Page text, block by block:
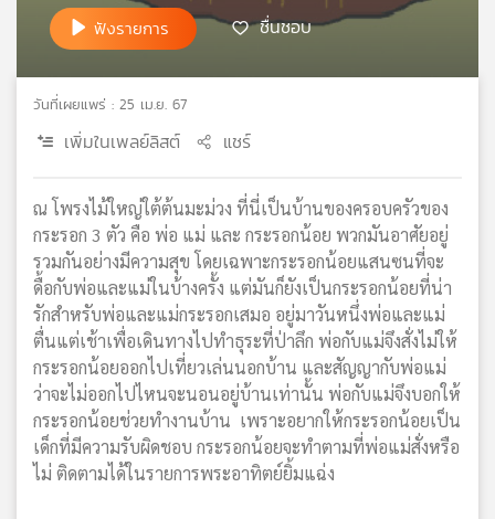
ไทย
เอส
แผนที่
วิทยุ
เครือ
ข่าย
ฟังรายการ ชื่นชอบ
วันที่เผยแพร่ : 25 เม.ย. 67
เพิ่มในเพลย์ลิสต์ แชร์
ณ โพรงไม้ใหญ่ใต้ต้นมะม่วง ที่นี่เป็นบ้านของครอบครัวของ
กระรอก 3 ตัว คือ พ่อ แม่ และ กระรอกน้อย พวกมันอาศัยอยู่
รวมกันอย่างมีความสุข โดยเฉพาะกระรอกน้อยแสนซนที่จะ
ดื้อกับพ่อและแม่ในบ้างครั้ง แต่มันก็ยังเป็นกระรอกน้อยที่น่า
รักสำหรับพ่อและแม่กระรอกเสมอ อยู่มาวันหนึ่งพ่อและแม่
ตื่นแต่เช้าเพื่อเดินทางไปทำธุระที่ป่าลึก พ่อกับแม่จึงสั่งไม่ให้
กระรอกน้อยออกไปเที่ยวเล่นนอกบ้าน และสัญญากับพ่อแม่
ว่าจะไม่ออกไปไหนจะนอนอยู่บ้านเท่านั้น พ่อกับแม่จึงบอกให้
กระรอกน้อยช่วยทำงานบ้าน เพราะอยากให้กระรอกน้อยเป็น
เด็กที่มีความรับผิดชอบ กระรอกน้อยจะทำตามที่พ่อแม่สั่งหรือ
ไม่ ติดตามได้ในรายการพระอาทิตย์ยิ้มแฉ่ง